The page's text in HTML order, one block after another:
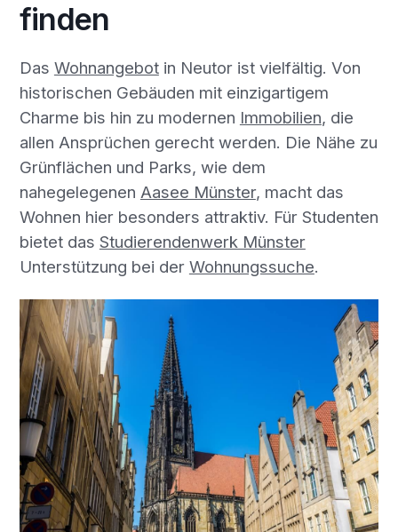
finden
Das Wohnangebotin Neutor ist vielfältig. Von
historischen Gebäuden mit einzigartigem
Charme bis hin zu modernen Immobilien, die
allen Ansprüchen gerecht werden. Die Nähe zu
Grünflächen und Parks, wie dem
nahegelegenen Aasee Münster, macht das
Wohnen hier besonders attraktiv. Für Studenten
bietet das Studierendenwerk Münster
Unterstützung bei der Wohnungssuche.